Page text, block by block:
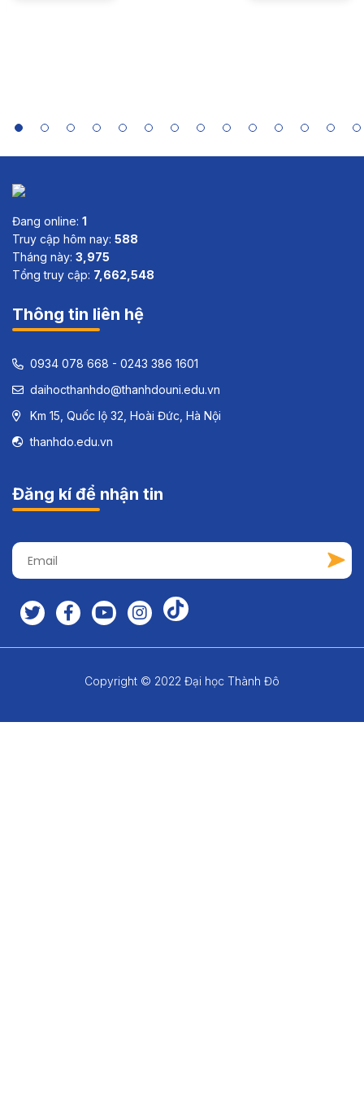
Nam
Đang online: 1
Truy cập hôm nay: 588
Tháng này: 3,975
Tổng truy cập: 7,662,548
Thông tin liên hệ
0934 078 668 - 0243 386 1601
daihocthanhdo@thanhdouni.edu.vn
Km 15, Quốc lộ 32, Hoài Đức, Hà Nội
thanhdo.edu.vn
Đăng kí để nhận tin
Copyright © 2022 Đại học Thành Đô